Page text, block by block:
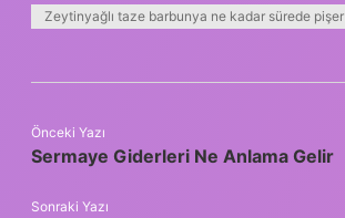
Zeytinyağlı taze barbunya ne kadar sürede pişer
Önceki Yazı
Sermaye Giderleri Ne Anlama Gelir
Sonraki Yazı